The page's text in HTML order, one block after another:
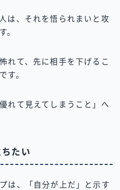
は、それを悟られまいと攻
。
れて、先に相手を下げるこ
す。
れて見えてしまうこと」へ
たい
は、「自分が上だ」と示す